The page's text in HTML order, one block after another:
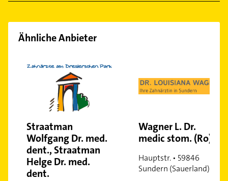
Ähnliche Anbieter
Straatman
Wolfgang Dr. med.
dent., Straatman
Helge Dr. med.
dent.
Wagner L. Dr.
medic stom. (Ro)
Hauptstr. • 59846
Sundern (Sauerland)